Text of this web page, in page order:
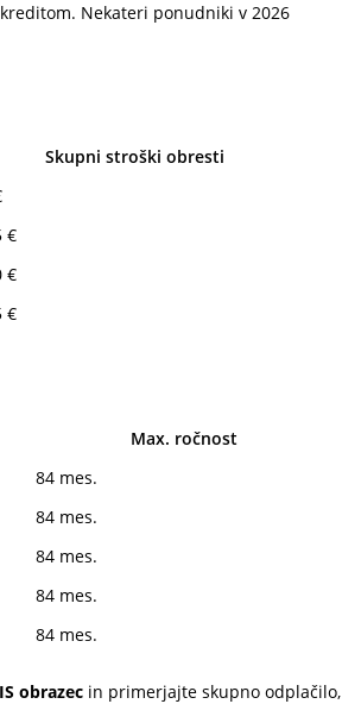
Nekateri ponudniki v 2026
Skupni stroški obresti
€
€
€
Max. ročnost
84 mes.
84 mes.
84 mes.
84 mes.
84 mes.
obrazec in primerjajte skupno odplačilo,